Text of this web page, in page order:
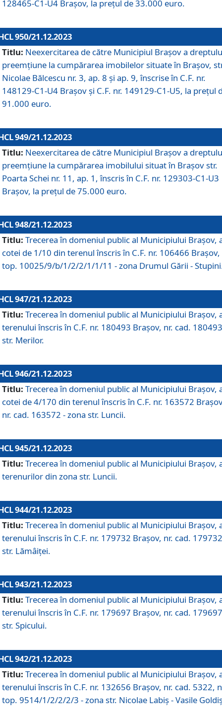
128465-C1-U4 Brașov, la prețul de 33.000 euro.
950/21.12.2023
Titlu: Neexercitarea de către Municipiul Brașov a
preemțiune la cumpărarea imobilelor situate în Brașov,
Nicolae Bălcescu nr. 3, ap. 8 și ap. 9, înscrise în C.F. nr.
148129-C1-U4 Brașov și C.F. nr. 149129-C1-U5, la prețul
91.000 euro.
949/21.12.2023
Titlu: Neexercitarea de către Municipiul Brașov a
preemțiune la cumpărarea imobilului situat în Brașov str.
Poarta Schei nr. 11, ap. 1, înscris în C.F. nr. 129303-C1-U3
Brașov, la prețul de 75.000 euro.
948/21.12.2023
Titlu: Trecerea în domeniul public al Municipiului Braşov,
cotei de 1/10 din terenul înscris în C.F. nr. 106466 Brașov,
top. 10025/9/b/1/2/2/1/1/11 - zona Drumul Gării -
947/21.12.2023
Titlu: Trecerea în domeniul public al Municipiului Braşov,
terenului înscris în C.F. nr. 180493 Brașov, nr. cad.
str. Merilor.
946/21.12.2023
Titlu: Trecerea în domeniul public al Municipiului Braşov,
cotei de 4/170 din terenul înscris în C.F. nr. 163572
nr. cad. 163572 - zona str. Luncii.
945/21.12.2023
Titlu: Trecerea în domeniul public al Municipiului Braşov,
terenurilor din zona str. Luncii.
944/21.12.2023
Titlu: Trecerea în domeniul public al Municipiului Braşov,
terenului înscris în C.F. nr. 179732 Brașov, nr. cad.
str. Lămâiței.
943/21.12.2023
Titlu: Trecerea în domeniul public al Municipiului Braşov,
terenului înscris în C.F. nr. 179697 Brașov, nr. cad.
str. Spicului.
942/21.12.2023
Titlu: Trecerea în domeniul public al Municipiului Braşov,
terenului înscris în C.F. nr. 132656 Brașov, nr. cad. 5322,
top. 9514/1/2/2/2/3 - zona str. Nicolae Labiș - Vasile